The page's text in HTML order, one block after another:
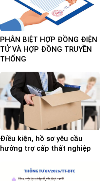
PHÂN BIỆT HỢP ĐỒNG ĐIỆN
TỬ VÀ HỢP ĐỒNG TRUYỀN
THỐNG
Điều kiện, hồ sơ yêu cầu
hưởng trợ cấp thất nghiệp